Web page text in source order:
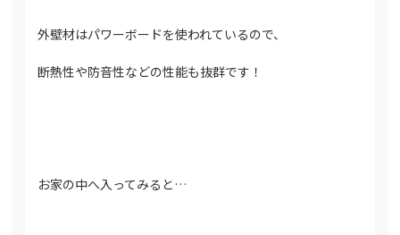
外壁材はパワーボードを使われているので、
断熱性や防音性などの性能も抜群です！
お家の中へ入ってみると…